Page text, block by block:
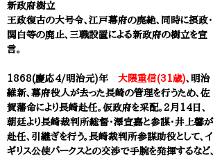
新政府樹立
王政復古の大号令、江戸幕府の廃絶、同時に摂政・
関白等の廃止、三職設置による新政府の樹立を宣
言。
1868(慶応4/明治元)年 大隈重信(31歳)、明治
維新、幕府役人が去った長崎の管理を行うため、佐
賀藩命により長崎赴任。仮政府を采配。2月14日、
朝廷より長崎裁判所総督・澤宣嘉と参謀・井上馨が
赴任、引継ぎを行う。長崎裁判所参謀助役として、イ
ギリス公使パークスとの交渉で手腕を発揮するなど、